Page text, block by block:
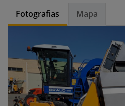
Fotografias Mapa